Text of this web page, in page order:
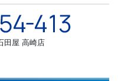
田屋 高崎店